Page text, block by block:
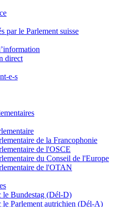
par le Parlement suisse
direct
e-s
de la Francophonie
de l'OSCE
du Conseil de l'Europe
de l'OTAN
le Bundestag (Dél-D)
le Parlement autrichien (Dél-A)